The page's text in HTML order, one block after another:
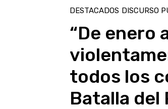
DESTACADOS DISCURSO
“De enero
todos los
Batalla del